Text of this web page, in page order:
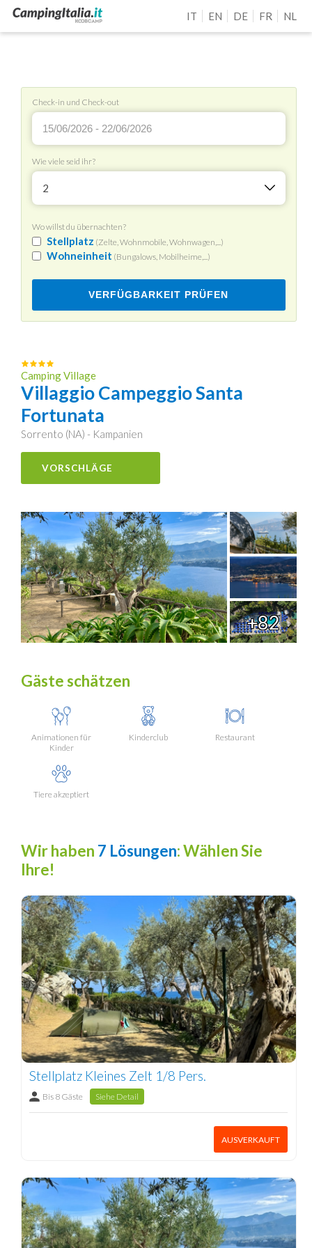
IT EN DE FR NL
Check-in und Check-out
Wie viele seid ihr?
2
Wo willst du übernachten?
Stellplatz (Zelte, Wohnmobile, Wohnwagen,...)
Wohneinheit (Bungalows, Mobilheime,...)
VERFÜGBARKEIT PRÜFEN
Camping Village
Villaggio Campeggio Santa
Fortunata
Sorrento (NA) - Kampanien
VORSCHLÄGE
+82
Gäste schätzen
Animationen für
Kinder
Kinderclub Restaurant
Tiere akzeptiert
Wir haben 7 Lösungen: Wählen Sie
Ihre!
Stellplatz Kleines Zelt 1/8 Pers.
Bis 8 Gäste Siehe Detail
AUSVERKAUFT